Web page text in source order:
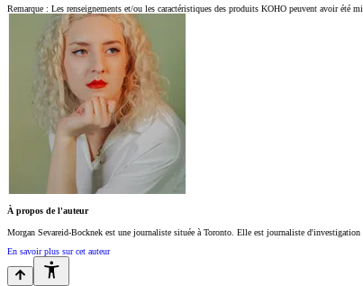
Remarque : Les renseignements et/ou les caractéristiques des produits KOHO peuvent avoir été
À propos de l'auteur
Morgan Sevareid-Bocknek est une journaliste située à Toronto. Elle est journaliste
En savoir plus sur cet auteur